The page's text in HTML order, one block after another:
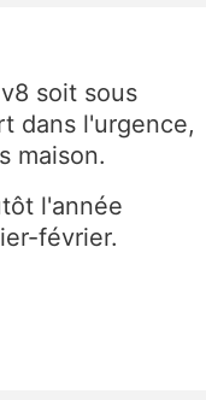
soit sous
dans l'urgence,
maison.
l'année
février.